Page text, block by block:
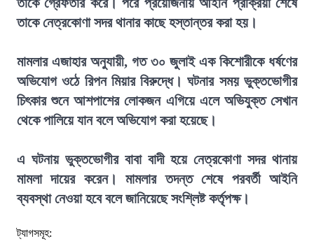
তাকে নেত্রকোণা সদর থানার কাছে হস্তান্তর করা হয়।
মামলার এজাহার অনুযায়ী, গত ৩০ জুলাই এক কিশোরীকে ধর্ষণের
অভিযোগ ওঠে রিপন মিয়ার বিরুদ্ধে। ঘটনার সময় ভুক্তভোগীর
চিৎকার শুনে আশপাশের লোকজন এগিয়ে এলে অভিযুক্ত সেখান
থেকে পালিয়ে যান বলে অভিযোগ করা হয়েছে।
এ ঘটনায় ভুক্তভোগীর বাবা বাদী হয়ে নেত্রকোণা সদর থানায়
মামলা দায়ের করেন। মামলার তদন্ত শেষে পরবর্তী আইনি
ব্যবস্থা নেওয়া হবে বলে জানিয়েছে সংশ্লিষ্ট কর্তৃপক্ষ।
ট্যাগসমূহ: